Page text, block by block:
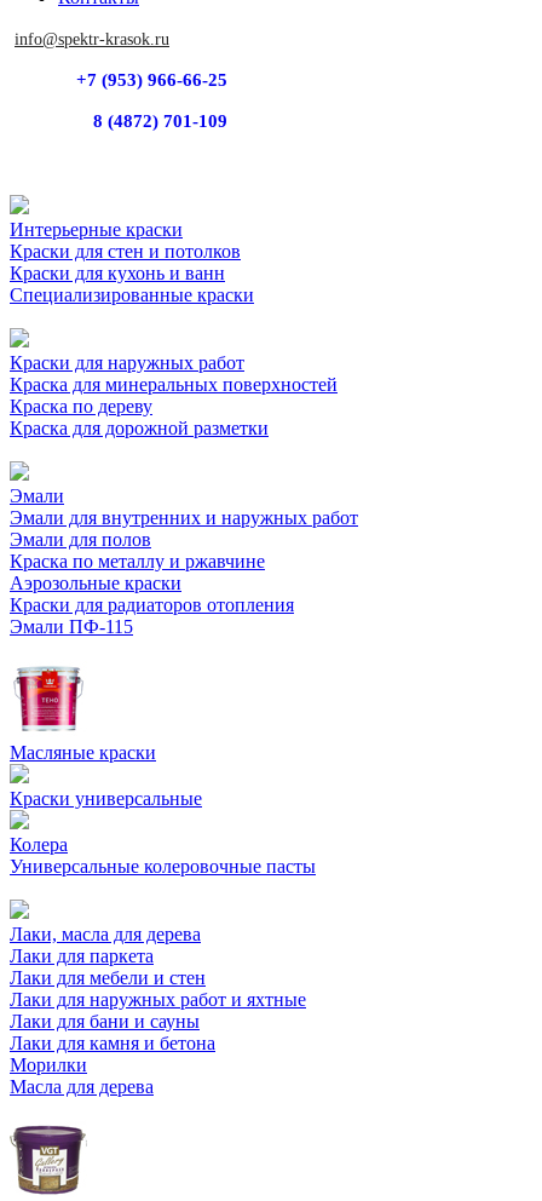
info@spektr-krasok.ru
+7 (953) 966-66-25
8 (4872) 701-109
Интерьерные краски
Краски для стен и потолков
Краски для кухонь и ванн
Специализированные краски
Краски для наружных работ
Краска для минеральных поверхностей
Краска по дереву
Краска для дорожной разметки
Эмали
Эмали для внутренних и наружных работ
Эмали для полов
Краска по металлу и ржавчине
Аэрозольные краски
Краски для радиаторов отопления
Эмали ПФ-115
Масляные краски
Краски универсальные
Колера
Универсальные колеровочные пасты
Лаки, масла для дерева
Лаки для паркета
Лаки для мебели и стен
Лаки для наружных работ и яхтные
Лаки для бани и сауны
Лаки для камня и бетона
Морилки
Масла для дерева